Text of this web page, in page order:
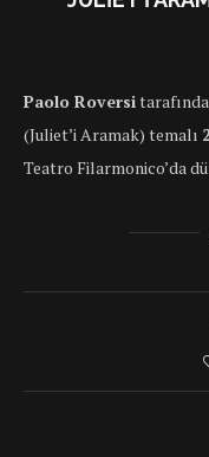
Paolo Roversi
(Juliet’i Aramak) temalı
Teatro Filarmonico’da